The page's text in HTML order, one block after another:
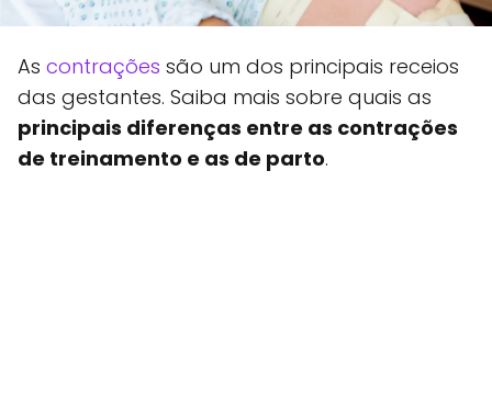
As contrações são um dos principais receios
das gestantes. Saiba mais sobre quais as
principais diferenças entre as contrações
de treinamento e as de parto.